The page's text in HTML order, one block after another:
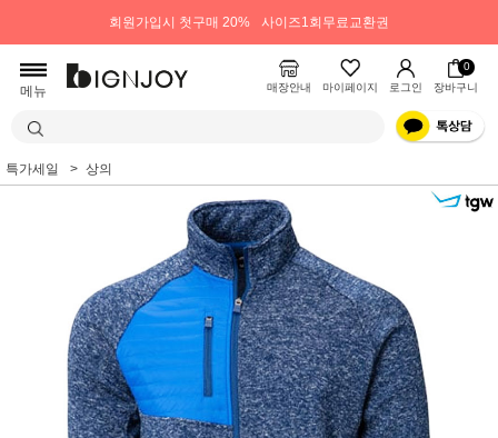
회원가입시 첫구매 20% 사이즈1회무료교환권
메뉴 매장안내 마이페이지 로그인
0
장바구니
특가세일 상의